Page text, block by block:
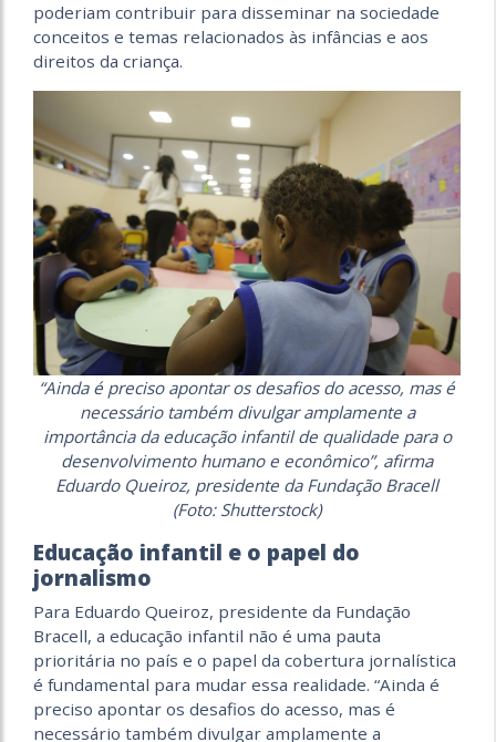
poderiam contribuir para disseminar na sociedade
conceitos e temas relacionados às infâncias e aos
direitos da criança.
“Ainda é preciso apontar os desafios do acesso, mas é
necessário também divulgar amplamente a
importância da educação infantil de qualidade para o
desenvolvimento humano e econômico”, afirma
Eduardo Queiroz, presidente da Fundação Bracell
(Foto: Shutterstock)
Educação infantil e o papel do
jornalismo
Para Eduardo Queiroz, presidente da Fundação
Bracell, a educação infantil não é uma pauta
prioritária no país e o papel da cobertura jornalística
é fundamental para mudar essa realidade. “Ainda é
preciso apontar os desafios do acesso, mas é
necessário também divulgar amplamente a